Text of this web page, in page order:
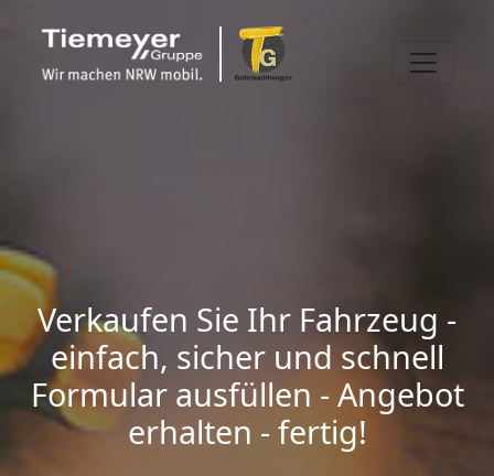
Verkaufen Sie Ihr Fahrzeug -
einfach, sicher und schnell
Formular ausfüllen - Angebot
erhalten - fertig!